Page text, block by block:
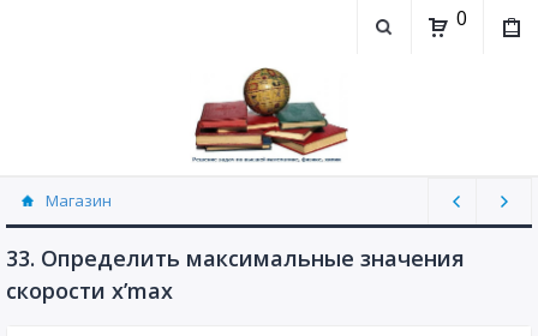
0
Магазин
Физика, химия (рассылаю Doc+PDF) (8689)
33. Определить максимальные значения
скорости x’max